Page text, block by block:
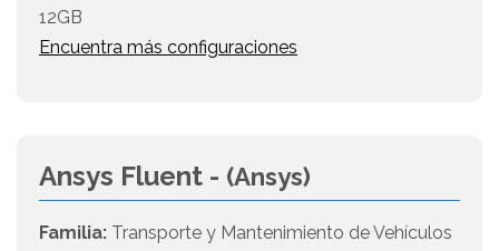
12GB
Encuentra más configuraciones
Ansys Fluent - (Ansys)
Familia: Transporte y Mantenimiento de Vehículos